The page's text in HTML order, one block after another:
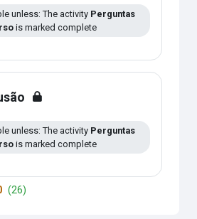
unless: The activity Perguntas
is marked complete
unless: The activity Perguntas
is marked complete
(26)